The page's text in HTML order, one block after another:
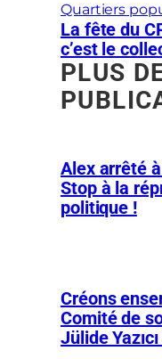
Quartiers
La fête du
c’est le
PLUS
Alex arrêté
Stop à la
politique !
Créons
Comité de
Jülide Yazıcı